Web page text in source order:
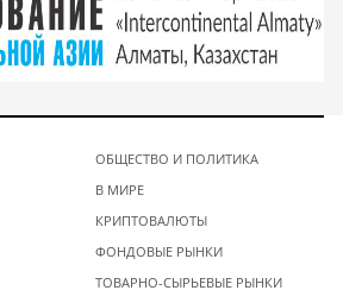
ОБЩЕСТВО И ПОЛИТИКА
В МИРЕ
КРИПТОВАЛЮТЫ
ФОНДОВЫЕ РЫНКИ
ТОВАРНО-СЫРЬЕВЫЕ РЫНКИ